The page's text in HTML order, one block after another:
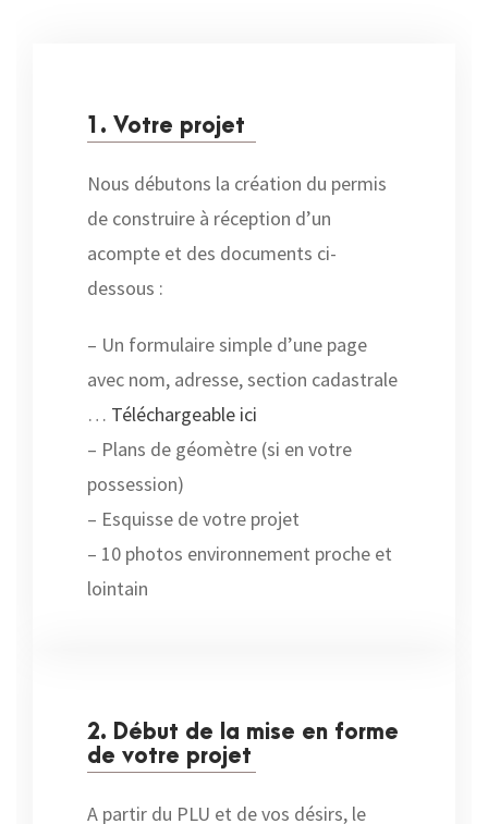
1. Votre projet
Nous débutons la création du permis
de construire à réception d’un
acompte et des documents ci-
dessous :
– Un formulaire simple d’une page
avec nom, adresse, section cadastrale
… Téléchargeable ici
– Plans de géomètre (si en votre
possession)
– Esquisse de votre projet
– 10 photos environnement proche et
lointain
2. Début de la mise en forme
de votre projet
A partir du PLU et de vos désirs, le